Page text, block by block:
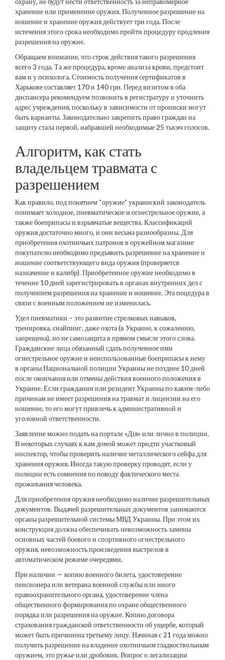
хранение или применение оружия. Полученное разрешение на
ношение и хранение оружия действует три года. После
истечения этого срока необходимо пройти процедуру продления
разрешения на оружие.
Обращаем внимание, что строк действия такого разрешения
всего 3 года. Та же процедура, кроме анализа крови, предстоит
вам и у психолога. Стоимость получения сертификатов в
Харькове составляет 170 и 140 грн. Перед визитом в оба
диспансера рекомендуем позвонить в регистратуру и уточнить
адрес учреждения, поскольку в зависимости от прописки могут
быть варианты. Законодательно закрепить право граждан на
защиту стала первой, набравшей необходимые 25 тысяч голосов.
Алгоритм, как стать
владельцем травмата с
разрешением
Как правило, под понятием “оружие” украинский законодатель
понимает холодное, пневматическое и огнестрельное оружие, а
также боеприпасы и взрывчатые вещества. Классификаций
оружия достаточно много, и они весьма разнообразны. Для
приобретения охотничьих патронов в оружейном магазине
покупателю необходимо предъявить разрешение на хранение и
ношение соответствующего вида оружия (проверяется
назначение и калибр). Приобретенное оружие необходимо в
течение 10 дней зарегистрировать в органах внутренних дел с
получением разрешения на хранение и ношение. Эта поцедура в
связи с военным положением не изменилась.
Удел пневматики – это развитие стрелковых навыков,
тренировка, снайпинг, даже охота (в Украине, к сожалению,
запрещена), но не самозащита в прямом смысле этого слова.
Гражданские лица обязанный сдать полученное ими
огнестрельное оружие и неиспользованные боеприпасы к нему
в органы Национальной полиции Украины не позднее 10 дней
после окончания или отмены действия военного положения в
Украине. Если гражданин или резидент Украины по каким-либо
причинам не имеет разрешения на травмат и лицензии на его
ношение, то его могут привлечь к административной и
уголовной ответственности.
Заявление можно подать на портале «Дія» или лично в полиции.
В некоторых случаях к вам домой может придти участковый
инспектор, чтобы проверить наличие металлического сейфа для
хранения оружия. Иногда такую проверку проводят, если у
полиции есть сомнения по поводу фактического места
проживания человека.
Для приобретения оружия необходимо наличие разрешительных
документов. Выдачей разрешительных документов занимаются
органы разрешительной системы МВД Украины. При этом их
конструкция должна обеспечивать невозможность замены
основных частей боевого и спортивного огнестрельного
оружия, невозможность произведения выстрелов в
автоматическом режиме очередями.
При наличии — копию военного билета, удостоверение
пенсионера или ветерана военной службы или иного
правоохранительного органа, удостоверение члена
общественного формирования по охране общественного
порядка или разрешения на оружие. Копию договора
страхования гражданской ответственности об ущербе, который
может быть причинена третьему лицу. Начиная с 21 года можно
получить разрешение на владение охотничьим гладкоствольным
оружием, это ружье или дробовик. Вопрос о легализации